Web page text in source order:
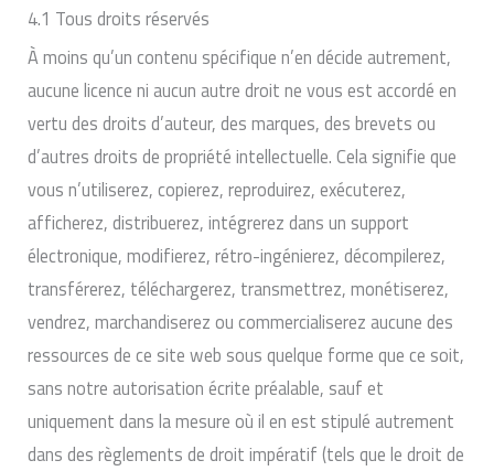
4.1 Tous droits réservés
À moins qu’un contenu spécifique n’en décide autrement,
aucune licence ni aucun autre droit ne vous est accordé en
vertu des droits d’auteur, des marques, des brevets ou
d’autres droits de propriété intellectuelle. Cela signifie que
vous n’utiliserez, copierez, reproduirez, exécuterez,
afficherez, distribuerez, intégrerez dans un support
électronique, modifierez, rétro-ingénierez, décompilerez,
transférerez, téléchargerez, transmettrez, monétiserez,
vendrez, marchandiserez ou commercialiserez aucune des
ressources de ce site web sous quelque forme que ce soit,
sans notre autorisation écrite préalable, sauf et
uniquement dans la mesure où il en est stipulé autrement
dans des règlements de droit impératif (tels que le droit de